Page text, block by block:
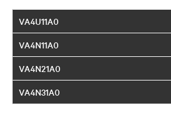
VA4U11A0
VA4N11A0
VA4N21A0
VA4N31A0